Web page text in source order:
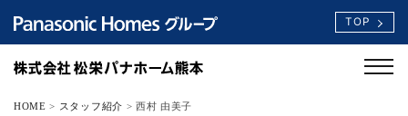
TOP
HOME > スタッフ紹介 > 西村 由美子